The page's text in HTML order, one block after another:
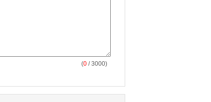
(0 / 3000)